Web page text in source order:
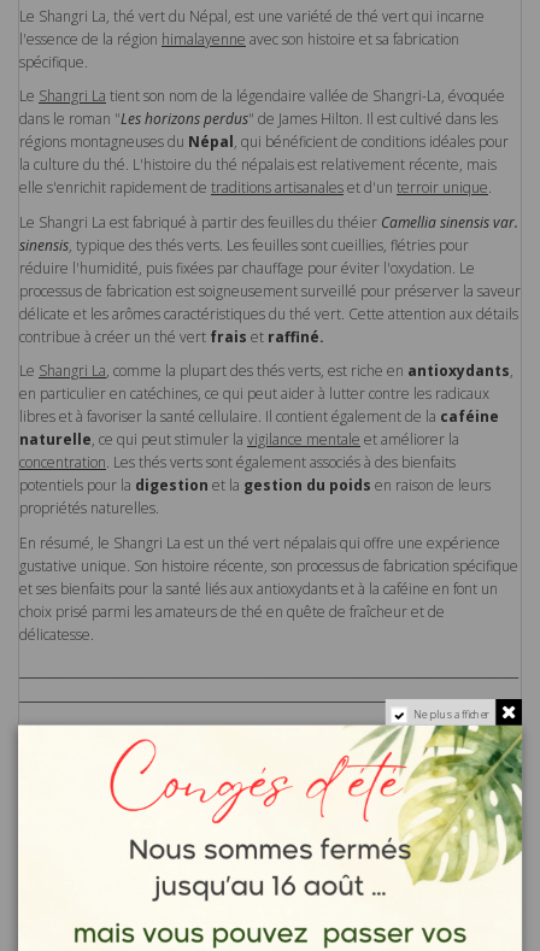
Le Shangri La, thé vert du Népal, est une variété de thé vert qui incarne
l'essence de la région himalayenne avec son histoire et sa fabrication
spécifique.
Le Shangri La tient son nom de la légendaire vallée de Shangri-La, évoquée
dans le roman "Les horizons perdus" de James Hilton. Il est cultivé dans les
régions montagneuses du Népal, qui bénéficient de conditions idéales pour
la culture du thé. L'histoire du thé népalais est relativement récente, mais
elle s'enrichit rapidement de traditions artisanaleset d'un terroir unique.
Le Shangri La est fabriqué à partir des feuilles du théier Camellia sinensis var.
sinensis, typique des thés verts. Les feuilles sont cueillies, flétries pour
réduire l'humidité, puis fixées par chauffage pour éviter l'oxydation. Le
processus de fabrication est soigneusement surveillé pour préserver la saveur
délicate et les arômes caractéristiques du thé vert. Cette attention aux détails
contribue à créer un thé vert frais et raffiné.
Le Shangri La, comme la plupart des thés verts, est riche en antioxydants,
en particulier en catéchines, ce qui peut aider à lutter contre les radicaux
libres et à favoriser la santé cellulaire. Il contient également de la caféine
naturelle, ce qui peut stimuler la vigilance mentale et améliorer la
concentration. Les thés verts sont également associés à des bienfaits
potentiels pour la digestion et la gestion du poids en raison de leurs
propriétés naturelles.
En résumé, le Shangri La est un thé vert népalais qui offre une expérience
gustative unique. Son histoire récente, son processus de fabrication spécifique
et ses bienfaits pour la santé liés aux antioxydants et à la caféine en font un
choix prisé parmi les amateurs de thé en quête de fraîcheur et de
délicatesse.
Les informations proposées font souvent référence à un usage
médicinal traditionnel et sont issues de références
bibliographiques ou d’études scientifiques.
Elles ne s'appliquent pas aux produits présentés.
Ces conseils sont issus des connaissances scientifiques actuelles
mais ne mettent en aucun cas en avant l'usage d'un produit qui
Ne plus afficher